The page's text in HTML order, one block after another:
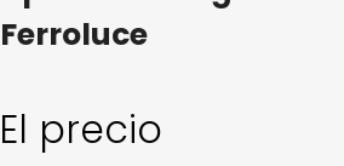
El precio